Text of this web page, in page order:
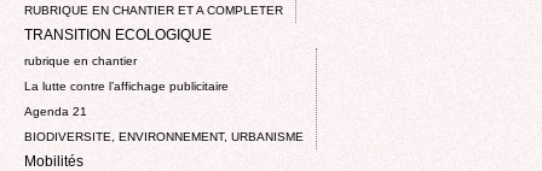
RUBRIQUE EN CHANTIER ET A COMPLETER
TRANSITION ECOLOGIQUE
rubrique en chantier
La lutte contre l’affichage publicitaire
Agenda 21
BIODIVERSITE, ENVIRONNEMENT, URBANISME
Mobilités